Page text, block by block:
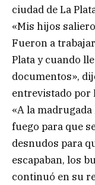
ciudad de La
«Mis hijos
Fueron a
Plata y cuando
documentos»,
entrevistado por
«A la
fuego para que
desnudos para
escapaban, los
continuó en su